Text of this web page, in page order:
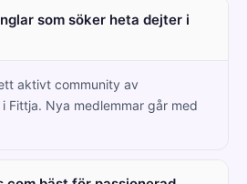
som söker heta dejter i
aktivt community av
Fittja. Nya medlemmar går med